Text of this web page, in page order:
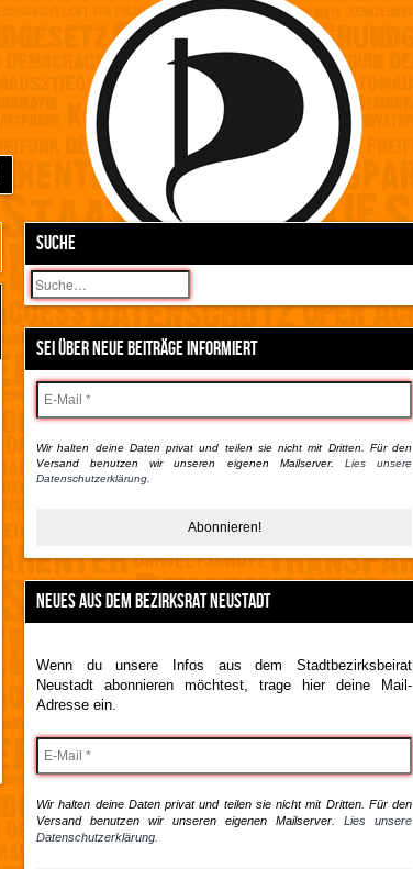
SUCHE
Suchen
SEI ÜBER NEUE BEITRÄGE INFORMIERT
Wir halten deine Daten privat und teilen sie nicht mit Dritten. Für den
Versand benutzen wir unseren eigenen Mailserver. Lies unsere
Datenschutzerklärung.
NEUES AUS DEM BEZIRKSRAT NEUSTADT
Wenn du unsere Infos aus dem Stadtbezirksbeirat
Neustadt abonnieren möchtest, trage hier deine Mail-
Adresse ein.
Wir halten deine Daten privat und teilen sie nicht mit Dritten. Für den
Versand benutzen wir unseren eigenen Mailserver. Lies unsere
Datenschutzerklärung.